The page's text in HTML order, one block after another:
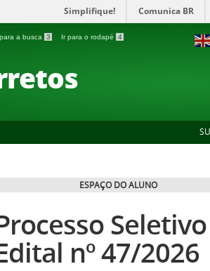
Simplifique! Comunica BR
a busca 3 Ir para o rodapé 4
ESPAÇO DO ALUNO
nº 47/2026